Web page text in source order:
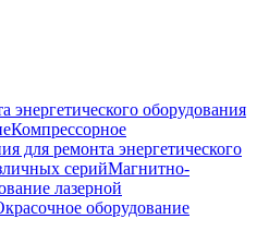
энергетического оборудования
Компрессорное
для ремонта энергетического
серийМагнитно-
лазерной
оборудование